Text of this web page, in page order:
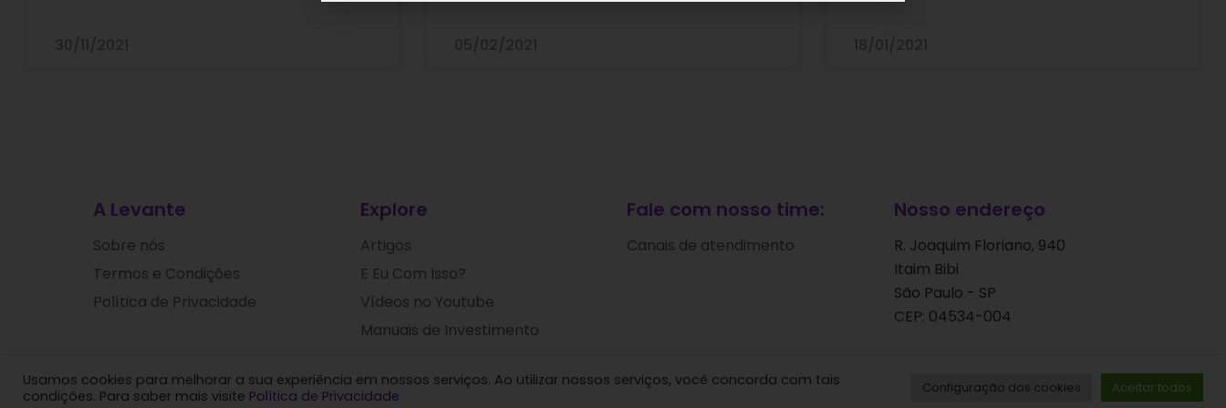
A Levante
Sobre nós
Termos e Condições
Política de Privacidade
Explore
Artigos
E Eu Com Isso?
Vídeos no Youtube
Manuais de Investimento
Fale com nosso time:
Canais de atendimento
Nosso endereço
R. Joaquim Floriano, 940
Itaim Bibi
São Paulo - SP
CEP: 04534-004
Levante Ideias de Investimentos © 2024. Todos os direitos reservados.
Usamos cookies para melhorar a sua experiência em nossos serviços. Ao utilizar nossos serviços, você concorda com tais
condições. Para saber mais visite Política de Privacidade Configuração dos cookies Aceitar todos